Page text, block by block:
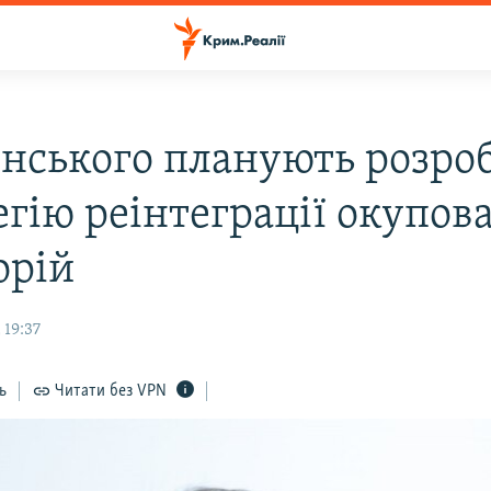
планують
реінтеграції
Читати без VPN